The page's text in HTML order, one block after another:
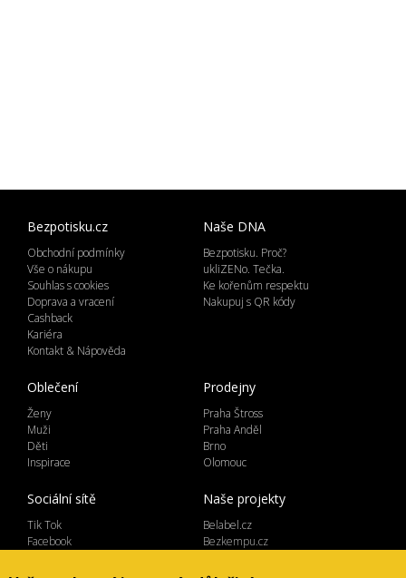
Bezpotisku.cz
Obchodní podmínky
Vše o nákupu
Souhlas s cookies
Doprava a vracení
Cashback
Kariéra
Kontakt & Nápověda
Naše DNA
Bezpotisku. Proč?
ukliZENo. Tečka.
Ke kořenům respektu
Nakupuj s QR kódy
Oblečení
Ženy
Muži
Děti
Inspirace
Prodejny
Praha Štross
Praha Anděl
Brno
Olomouc
Sociální sítě
Tik Tok
Facebook
Naše projekty
Belabel.cz
Bezkempu.cz